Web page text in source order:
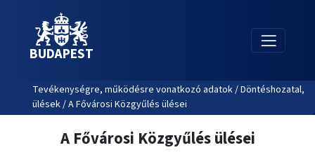
BUDAPEST
Tevékenységre, működésre vonatkozó adatok / Döntéshozatal,
ülések / A Fővárosi Közgyűlés ülései
A Fővárosi Közgyűlés ülései